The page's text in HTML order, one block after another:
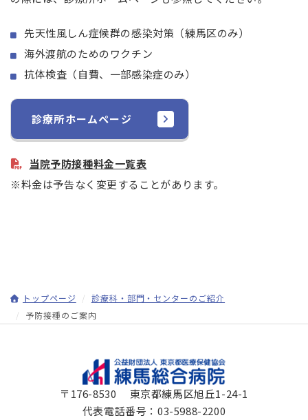
先天性風しん症候群の感染対策（練馬区のみ）
海外渡航のためのワクチン
抗体検査（自費、一部感染症のみ）
診療所ホームページ
当院予防接種料金一覧表
※料金は予告なく変更することがあります。
トップページ
診療科・部門・センターのご紹介
予防接種のご案内
〒176-8530 東京都練馬区旭丘1-24-1
代表電話番号： 03-5988-2200